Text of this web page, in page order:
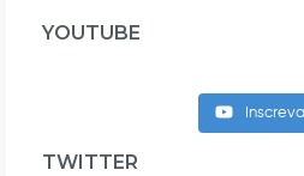
YOUTUBE
TWITTER